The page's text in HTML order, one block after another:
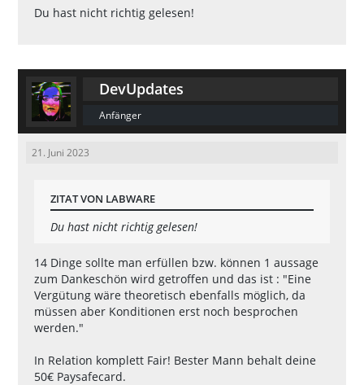
Du hast nicht richtig gelesen!
DevUpdates
Anfänger
21. Juni 2023
ZITAT VON LABWARE
Du hast nicht richtig gelesen!
14 Dinge sollte man erfüllen bzw. können 1 aussage
zum Dankeschön wird getroffen und das ist : "Eine
Vergütung wäre theoretisch ebenfalls möglich, da
müssen aber Konditionen erst noch besprochen
werden."
In Relation komplett Fair! Bester Mann behalt deine
50€ Paysafecard.